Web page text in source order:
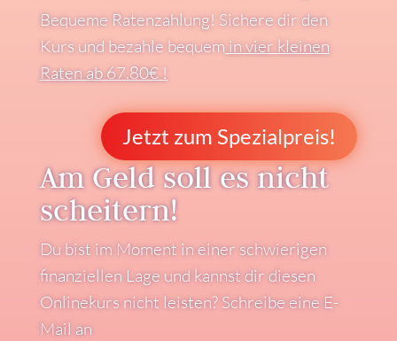
Bequeme Ratenzahlung! Sichere dir den
Kurs und bezahle bequem in vier kleinen
Raten ab 67.80€ !
Jetzt zum Spezialpreis!
Am Geld soll es nicht
scheitern!
Du bist im Moment in einer schwierigen
finanziellen Lage und kannst dir diesen
Onlinekurs nicht leisten? Schreibe eine E-
Mail an